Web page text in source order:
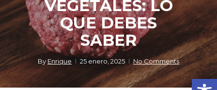
VEGETALES: LO
QUE DEBES
SABER
By Enrique 25 enero, 2025 No Comments